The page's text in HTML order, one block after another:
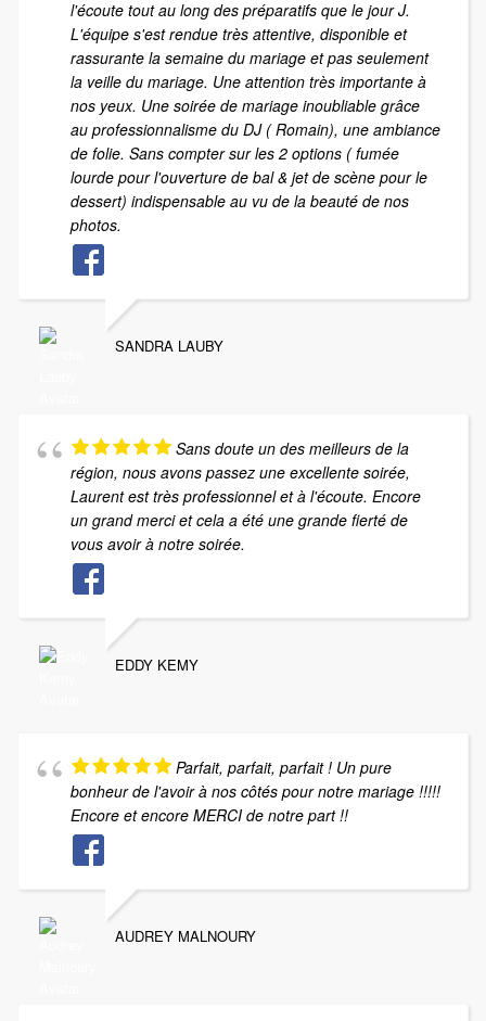
l'écoute tout au long des préparatifs que le jour J.
L'équipe s'est rendue très attentive, disponible et
rassurante la semaine du mariage et pas seulement
la veille du mariage. Une attention très importante à
nos yeux. Une soirée de mariage inoubliable grâce
au professionnalisme du DJ ( Romain), une ambiance
de folie. Sans compter sur les 2 options ( fumée
lourde pour l'ouverture de bal & jet de scène pour le
dessert) indispensable au vu de la beauté de nos
photos.
SANDRA LAUBY
Sans doute un des meilleurs de la
région, nous avons passez une excellente soirée,
Laurent est très professionnel et à l'écoute. Encore
un grand merci et cela a été une grande fierté de
vous avoir à notre soirée.
EDDY KEMY
Parfait, parfait, parfait ! Un pure
bonheur de l'avoir à nos côtés pour notre mariage !!!!!
Encore et encore MERCI de notre part !!
AUDREY MALNOURY